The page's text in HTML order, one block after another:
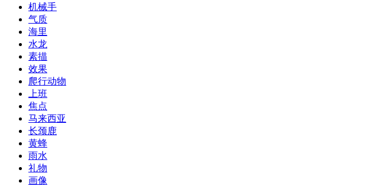
机械手
气质
海里
水龙
素描
效果
爬行动物
上班
焦点
马来西亚
长颈鹿
黄蜂
雨水
礼物
画像